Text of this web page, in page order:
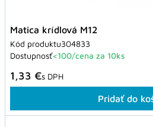
Matica krídlová M12
Kód produktu304833
Dostupnosť<100/cena za 10ks
1,33 €s DPH
Pridať do